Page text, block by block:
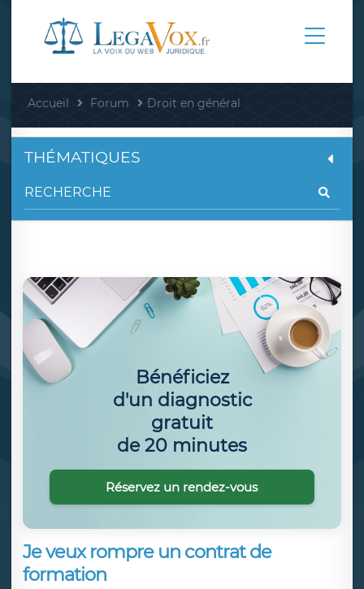
Accueil Forum Droit en général
Je veux rompre un contrat de
formation
THÉMATIQUES
Bénéficiez
d'un diagnostic
gratuit
de 20 minutes
Réservez un rendez-vous